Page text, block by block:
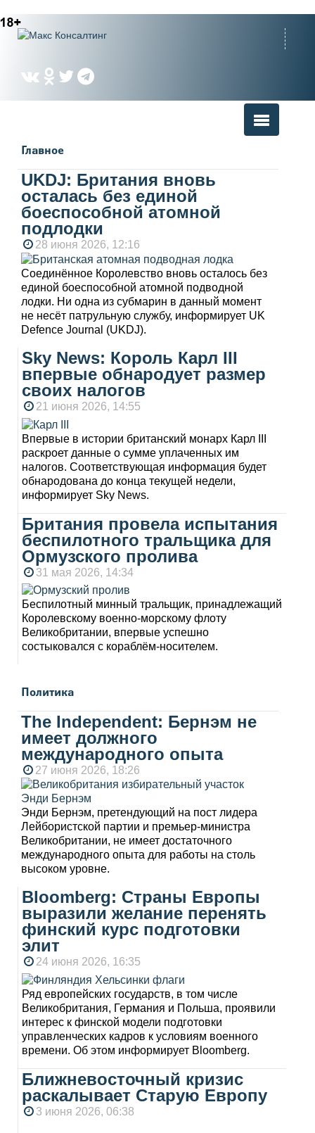
Главное
UKDJ: Британия вновь
осталась без единой
боеспособной атомной
подлодки
28 июня 2026, 12:16
Соединённое Королевство вновь осталось без
единой боеспособной атомной подводной
лодки. Ни одна из субмарин в данный момент
не несёт патрульную службу, информирует UK
Defence Journal (UKDJ).
Sky News: Король Карл III
впервые обнародует размер
своих налогов
21 июня 2026, 14:55
Впервые в истории британский монарх Карл III
раскроет данные о сумме уплаченных им
налогов. Соответствующая информация будет
обнародована до конца текущей недели,
информирует Sky News.
Британия провела испытания
беспилотного тральщика для
Ормузского пролива
31 мая 2026, 14:34
Беспилотный минный тральщик, принадлежащий
Королевскому военно-морскому флоту
Великобритании, впервые успешно
состыковался с кораблём-носителем.
Политика
The Independent: Бернэм не
имеет должного
международного опыта
27 июня 2026, 18:26
Энди Бернэм, претендующий на пост лидера
Лейбористской партии и премьер-министра
Великобритании, не имеет достаточного
международного опыта для работы на столь
высоком уровне.
Bloomberg: Страны Европы
выразили желание перенять
финский курс подготовки
элит
24 июня 2026, 16:35
Ряд европейских государств, в том числе
Великобритания, Германия и Польша, проявили
интерес к финской модели подготовки
управленческих кадров к условиям военного
времени. Об этом информирует Bloomberg.
Ближневосточный кризис
раскалывает Старую Европу
3 июня 2026, 06:38